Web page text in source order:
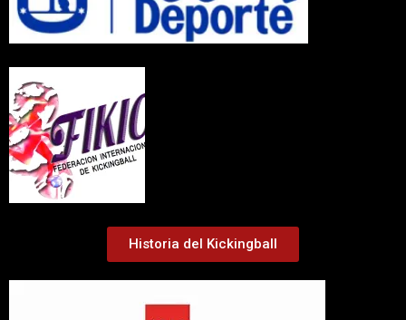
Historia del Kickingball